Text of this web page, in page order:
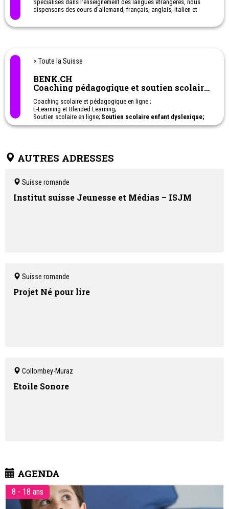
Spécialisés dans l'enseignement des langues étrangères, nous
dispensons des cours d’allemand, français, anglais, italien et
Séjours linguistiques pour étudiants internationaux et romands
> Toute la Suisse
BENK.CH
Coaching pédagogique et soutien scolaire
en ligne
Coaching scolaire et pédagogique en ligne ;
E-Learning et Blended Learning;
Soutien scolaire en ligne; Soutien scolaire enfant dyslexique;
Soutien scolaire enfant TDAH; Soutien scolaire enfant haut-
1ère à 11ème Harmos. Apprentissage - Post-obligatoire
Ateliers en ligne pour aider les parents à soutenir leurs enfants à
AUTRES ADRESSES
Suisse romande
Institut suisse Jeunesse et Médias – ISJM
Suisse romande
Projet Né pour lire
Collombey-Muraz
Etoile Sonore
AGENDA
8 - 18 ans